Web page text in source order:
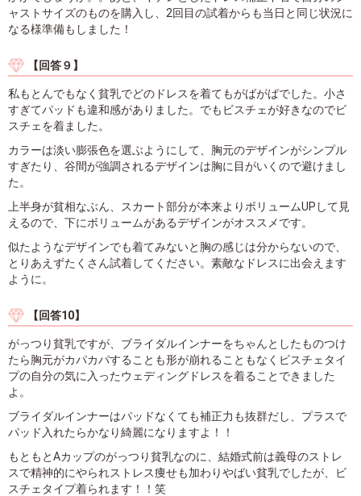
ャストサイズのものを購入し、2回目の試着からも当日と同じ状況に
なる様準備もしました！
【回答９】
私もとんでもなく貧乳でどのドレスを着てもがばがばでした。小さ
すぎてパッドも違和感がありました。でもビスチェが好きなのでビ
スチェを着ました。
カラーは淡い膨張色を選ぶようにして、胸元のデザインがシンプル
すぎたり、谷間が強調されるデザインは胸に目がいくので避けまし
た。
上半身が貧相なぶん、スカート部分が本来よりボリュームUPして見
えるので、下にボリュームがあるデザインがオススメです。
似たようなデザインでも着てみないと胸の感じは分からないので、
とりあえずたくさん試着してください。素敵なドレスに出会えます
ように。
【回答10】
がっつり貧乳ですが、ブライダルインナーをちゃんとしたものつけ
たら胸元がカパカパすることも形が崩れることもなくビスチェタイ
プの自分の気に入ったウェディングドレスを着ることできました
よ。
ブライダルインナーはパッドなくても補正力も抜群だし、プラスで
パッド入れたらかなり綺麗になりますよ！！
もともとAカップのがっつり貧乳なのに、結婚式前は義母のストレ
スで精神的にやられストレス痩せも加わりやばい貧乳でしたが、ビ
スチェタイプ着られます！！笑